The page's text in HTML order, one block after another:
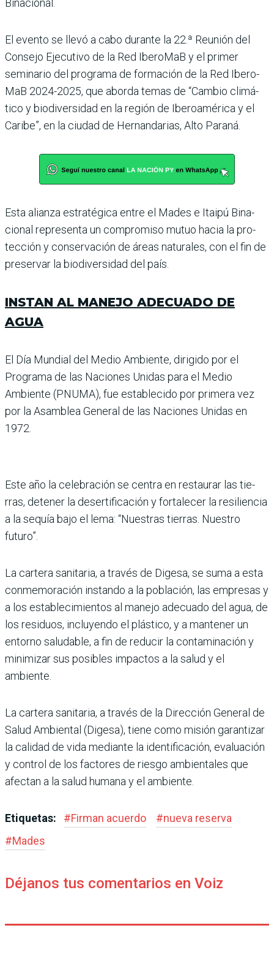
Binacional.
El evento se llevó a cabo durante la 22.ª Reunión del
Consejo Ejecutivo de la Red IberoMaB y el primer
seminario del programa de formación de la Red Ibero­
MaB 2024-2025, que aborda temas de “Cambio climá­
tico y biodiversidad en la región de Iberoamérica y el
Caribe”, en la ciudad de Hernandarias, Alto Paraná.
Esta alianza estratégica entre el Mades e Itaipú Bina­
cional representa un com­promiso mutuo hacia la pro­
tección y conservación de áreas naturales, con el fin de
preservar la biodiversi­dad del país.
INSTAN AL MANEJO ADECUADO DE
AGUA
El Día Mundial del Medio Ambiente, dirigido por el
Programa de las Nacio­nes Unidas para el Medio
Ambiente (PNUMA), fue establecido por primera vez
por la Asamblea General de las Naciones Unidas en
1972.
Este año la celebración se centra en restaurar las tie­
rras, detener la desertifica­ción y fortalecer la resilien­cia
a la sequía bajo el lema: “Nuestras tierras. Nuestro
futuro”.
La cartera sanitaria, a través de Digesa, se suma a esta
conmemoración instando a la población, las empre­sas y
a los establecimien­tos al manejo adecuado del agua, de
los residuos, inclu­yendo el plástico, y a man­tener un
entorno saludable, a fin de reducir la contami­nación y
minimizar sus posi­bles impactos a la salud y el
ambiente.
La cartera sanitaria, a través de la Dirección General de
Salud Ambiental (Digesa), tiene como misión garantizar
la calidad de vida mediante la identificación, evaluación
y control de los factores de riesgo ambientales que
afec­tan a la salud humana y el ambiente.
Etiquetas: #Firman acuerdo #nueva reserva
#Mades
Déjanos tus comentarios en Voiz